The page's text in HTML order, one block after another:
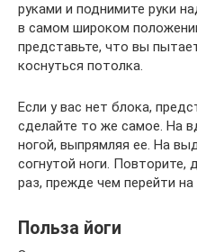
руками и поднимите руки
в самом широком
представьте, что вы
коснуться потолка.
Если у вас нет блока,
сделайте то же самое. На
ногой, выпрямляя ее. На
согнутой ноги. Повторите,
раз, прежде чем перейти на
Польза йоги